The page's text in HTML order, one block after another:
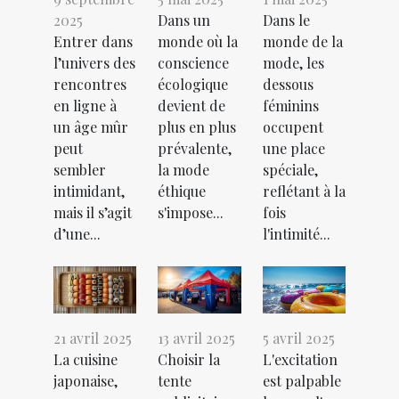
2025
Entrer dans
l’univers des
rencontres
en ligne à
un âge mûr
peut
sembler
intimidant,
mais il s’agit
d’une...
Dans un
monde où la
conscience
écologique
devient de
plus en plus
prévalente,
la mode
éthique
s'impose...
Dans le
monde de la
mode, les
dessous
féminins
occupent
une place
spéciale,
reflétant à la
fois
l'intimité...
21 avril 2025
La cuisine
japonaise,
13 avril 2025
Choisir la
tente
5 avril 2025
L'excitation
est palpable